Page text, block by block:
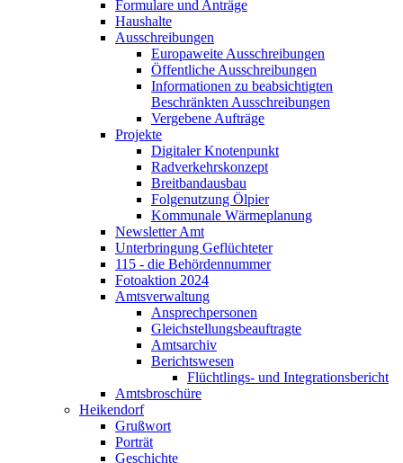
Formulare und Anträge
Haushalte
Ausschreibungen
Europaweite Ausschreibungen
Öffentliche Ausschreibungen
Informationen zu beabsichtigten
Beschränkten Ausschreibungen
Vergebene Aufträge
Projekte
Digitaler Knotenpunkt
Radverkehrskonzept
Breitbandausbau
Folgenutzung Ölpier
Kommunale Wärmeplanung
Newsletter Amt
Unterbringung Geflüchteter
115 - die Behördennummer
Fotoaktion 2024
Amtsverwaltung
Ansprechpersonen
Gleichstellungsbeauftragte
Amtsarchiv
Berichtswesen
Flüchtlings- und Integrationsbericht
Amtsbroschüre
Heikendorf
Grußwort
Porträt
Geschichte